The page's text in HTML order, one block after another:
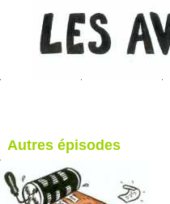
blog de Sirou
Autres épisodes